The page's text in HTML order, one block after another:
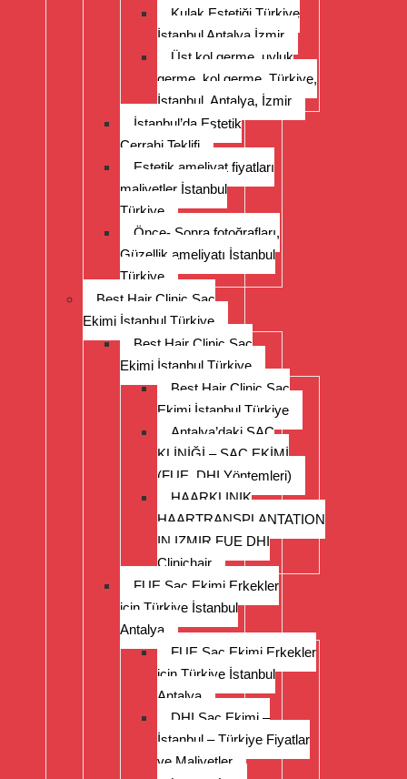
Kulak Estetiği Türkiye
İstanbul Antalya İzmir
Üst kol germe, uyluk
germe, kol germe, Türkiye,
İstanbul, Antalya, İzmir
İstanbul’da Estetik
Cerrahi Teklifi
Estetik ameliyat fiyatları
maliyetler İstanbul
Türkiye
Önce- Sonra fotoğrafları,
Güzellik ameliyatı İstanbul
Türkiye
Best Hair Clinic Saç
Ekimi İstanbul Türkiye
Best Hair Clinic Saç
Ekimi İstanbul Türkiye
Best Hair Clinic Saç
Ekimi İstanbul Türkiye
Antalya’daki SAÇ
KLİNİĞİ – SAÇ EKİMİ
(FUE, DHI Yöntemleri)
HAARKLINIK
HAARTRANSPLANTATION
IN IZMIR FUE DHI
Clinichair
FUE Saç Ekimi Erkekler
için Türkiye İstanbul
Antalya
FUE Saç Ekimi Erkekler
için Türkiye İstanbul
Antalya
DHI Saç Ekimi –
İstanbul – Türkiye Fiyatlar
ve Maliyetler